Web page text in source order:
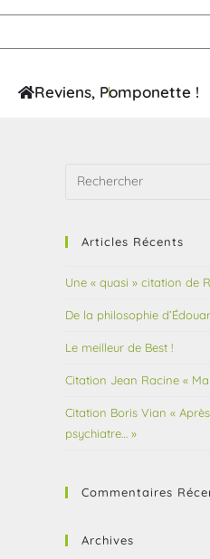
Reviens, Pomponette !
Articles Récents
Une « quasi » citation de
De la philosophie
Le meilleur de Best !
Citation Jean Racine «
Citation Boris Vian «
psychiatre… »
Commentaires
Archives